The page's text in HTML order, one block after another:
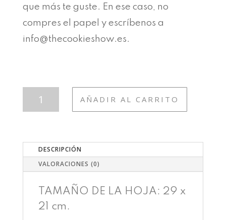
que más te guste. En ese caso, no
compres el papel y escríbenos a
info@thecookieshow.es.
AÑADIR AL CARRITO
DESCRIPCIÓN
VALORACIONES (0)
TAMAÑO DE LA HOJA: 29 x
21 cm.